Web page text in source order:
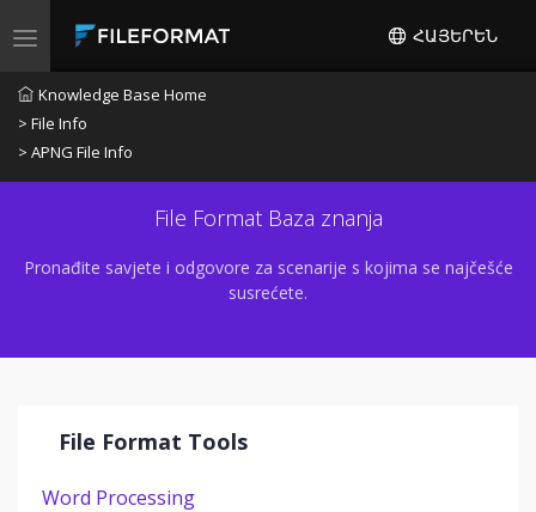
Toggle navigation ՀԱՅԵՐԵՆ
Knowledge Base Home
> File Info
> APNG File Info
File Format Baza znanja
Pronađite savjete i odgovore za scenarije s kojima se najčešće
susrećete.
File Format Tools
Word Processing